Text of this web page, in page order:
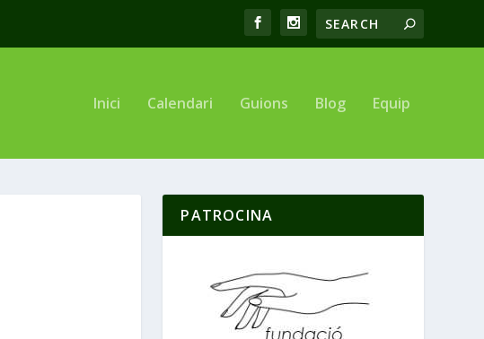
Inici Calendari Guions Blog Equip
PATROCINA